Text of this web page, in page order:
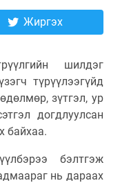
Жиргэх
шилдэг
түрүүлээгүйд
зүтгэл, ур
догдлуулсан
байхаа.
бэлтгэж
нь дараах